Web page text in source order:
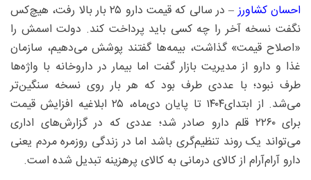
احسان کشاورز
– در سالی که قیمت دارو ۲۵ بار بالا رفت، هیچ‌کس
نگفت نسخه آخر را چه کسی باید پرداخت کند. دولت اسمش را
«اصلاح قیمت» گذاشت، بیمه‌ها گفتند پوشش می‌دهیم، سازمان
غذا و دارو از مدیریت بازار گفت اما بیمار در داروخانه با واژه‌ها
طرف نبود؛ با عددی طرف بود که هر بار روی نسخه سنگین‌تر
می‌شد. از ابتدای۱۴۰۴ تا پایان دی‌ماه، ۲۵ ابلاغیه افزایش قیمت
برای ۲۲۶۰ قلم دارو صادر شد؛ عددی که در گزارش‌های اداری
می‌تواند یک روند تنظیم‌گری باشد اما در زندگی روزمره مردم یعنی
دارو آرام‌آرام از کالای درمانی به کالای پرهزینه تبدیل شده است.